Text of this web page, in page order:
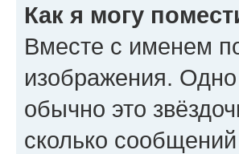
Как я могу
Вместе с именем
изображения.
обычно это
сколько